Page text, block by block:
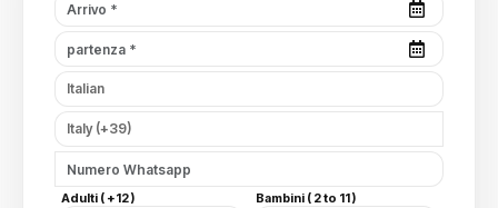
Adulti ( +12 ) Bambini ( 2 to 11 )